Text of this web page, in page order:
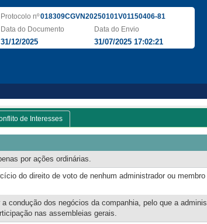
Protocolo nº018309CGVN20250101V01150406-81
Data do Documento
31/12/2025
Data do Envio
31/07/2025 17:02:21